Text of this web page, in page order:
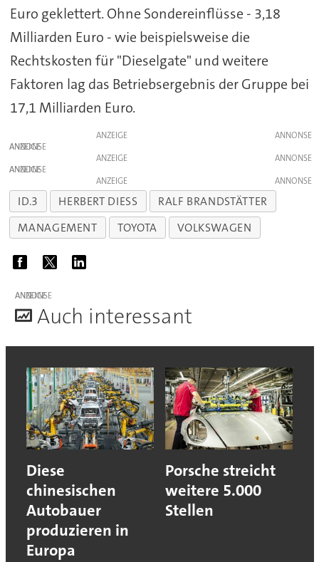
Euro geklettert. Ohne Sondereinflüsse - 3,18
Milliarden Euro - wie beispielsweise die
Rechtskosten für "Dieselgate" und weitere
Faktoren lag das Betriebsergebnis der Gruppe bei
17,1 Milliarden Euro.
ANZEIGE
ANZEIGE
ANZEIGE
ANZEIGE
ANZEIGE
ID.3 HERBERT DIESS
RALF BRANDSTÄTTER
MANAGEMENT
TOYOTA VOLKSWAGEN
ANZEIGE
Auch interessant
Diese
chinesischen
Autobauer
produzieren in
Europa
Porsche streicht
weitere 5.000
Stellen